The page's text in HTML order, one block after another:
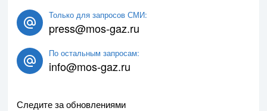
Только для запросов СМИ:
press@mos-gaz.ru
По остальным запросам:
info@mos-gaz.ru
Следите за обновлениями